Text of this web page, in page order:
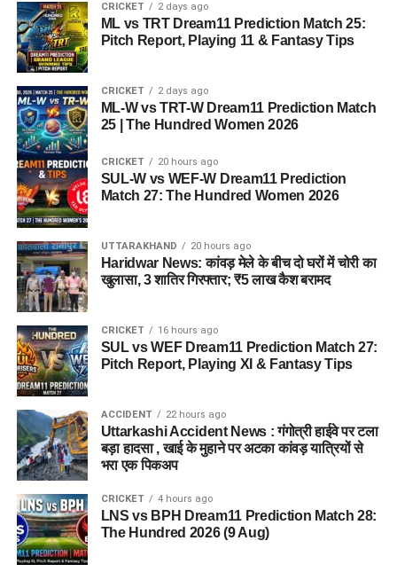
CRICKET 2 days ago
ML vs TRT Dream11 Prediction Match 25:
Pitch Report, Playing 11 & Fantasy Tips
CRICKET 2 days ago
ML-W vs TRT-W Dream11 Prediction Match
25 | The Hundred Women 2026
CRICKET 20 hours ago
SUL-W vs WEF-W Dream11 Prediction
Match 27: The Hundred Women 2026
UTTARAKHAND 20 hours ago
Haridwar News: कांवड़ मेले के बीच दो घरों में चोरी का
खुलासा, 3 शातिर गिरफ्तार; ₹5 लाख कैश बरामद
CRICKET 16 hours ago
SUL vs WEF Dream11 Prediction Match 27:
Pitch Report, Playing XI & Fantasy Tips
ACCIDENT 22 hours ago
Uttarkashi Accident News : गंगोत्री हाईवे पर टला
बड़ा हादसा , खाई के मुहाने पर अटका कांवड़ यात्रियों से
भरा एक पिकअप
CRICKET 4 hours ago
LNS vs BPH Dream11 Prediction Match 28:
The Hundred 2026 (9 Aug)